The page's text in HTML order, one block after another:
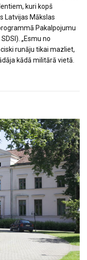
kuri kopš
Latvijas Mākslas
Pakalpojumu
„Esmu no
runāju tikai mazliet,
kādā militārā vietā.